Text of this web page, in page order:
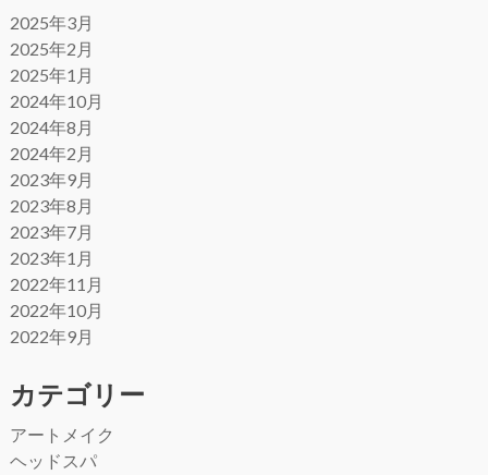
2025年3月
2025年2月
2025年1月
2024年10月
2024年8月
2024年2月
2023年9月
2023年8月
2023年7月
2023年1月
2022年11月
2022年10月
2022年9月
カテゴリー
アートメイク
ヘッドスパ